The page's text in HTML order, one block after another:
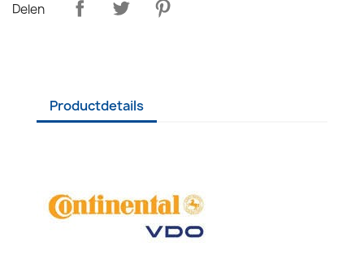
Delen
Productdetails